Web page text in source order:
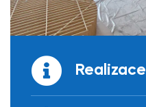
Realizace